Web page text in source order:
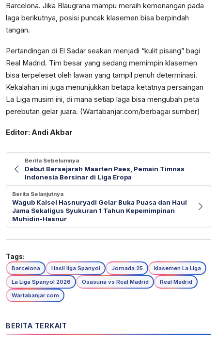
Barcelona. Jika Blaugrana mampu meraih kemenangan pada
laga berikutnya, posisi puncak klasemen bisa berpindah
tangan.
Pertandingan di El Sadar seakan menjadi “kulit pisang” bagi
Real Madrid. Tim besar yang sedang memimpin klasemen
bisa terpeleset oleh lawan yang tampil penuh determinasi.
Kekalahan ini juga menunjukkan betapa ketatnya persaingan
La Liga musim ini, di mana setiap laga bisa mengubah peta
perebutan gelar juara. (Wartabanjar.com/berbagai sumber)
Editor: Andi Akbar
Berita Sebelumnya
Debut Bersejarah Maarten Paes, Pemain Timnas
Indonesia Bersinar di Liga Eropa
Berita Selanjutnya
Wagub Kalsel Hasnuryadi Gelar Buka Puasa dan Haul
Jama Sekaligus Syukuran 1 Tahun Kepemimpinan
Muhidin-Hasnur
Tags:
Barcelona Hasil liga Spanyol Jornada 25
klasemen La Liga
La Liga Spanyol 2026
Osasuna vs Real Madrid
Real Madrid
Wartabanjar.com
BERITA TERKAIT